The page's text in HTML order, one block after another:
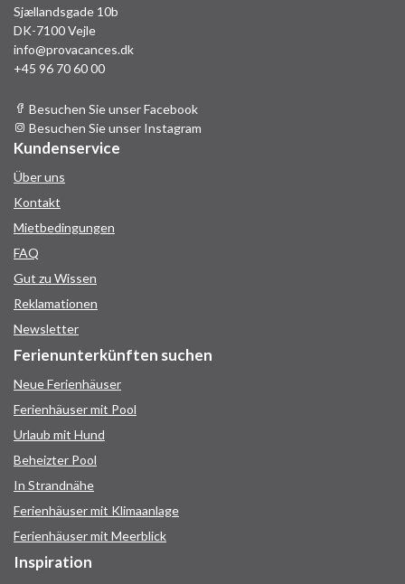
Sjællandsgade 10b
DK-7100 Vejle
info@provacances.dk
+45 96 70 60 00
Besuchen Sie unser Facebook
Besuchen Sie unser Instagram
Kundenservice
Über uns
Kontakt
Mietbedingungen
FAQ
Gut zu Wissen
Reklamationen
Newsletter
Ferienunterkünften suchen
Neue Ferienhäuser
Ferienhäuser mit Pool
Urlaub mit Hund
Beheizter Pool
In Strandnähe
Ferienhäuser mit Klimaanlage
Ferienhäuser mit Meerblick
Inspiration